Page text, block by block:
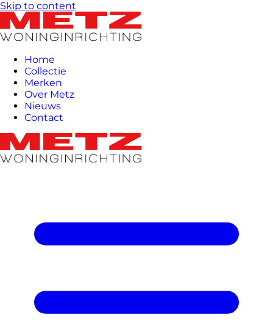
Skip to content
Home
Collectie
Merken
Over Metz
Nieuws
Contact